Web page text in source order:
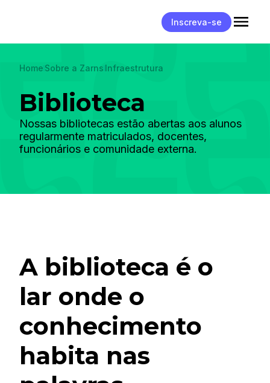
Inscreva-se
Home Sobre a Zarns Infraestrutura
Biblioteca
Nossas bibliotecas estão abertas aos alunos
regularmente matriculados, docentes,
funcionários e comunidade externa.
A biblioteca é o
lar onde o
conhecimento
habita nas